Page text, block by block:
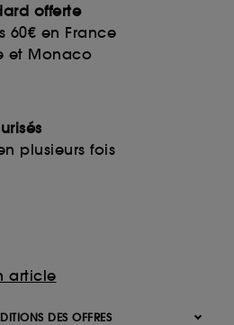
offerte
60€ en France
et Monaco
plusieurs fois
article
DES OFFRES